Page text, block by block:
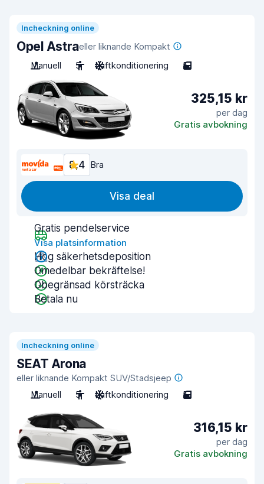
Incheckning online
Opel Astraeller liknande Kompakt
Manuell
5 Luftkonditionering 5
325,15 kr
per dag
Gratis avbokning
8,4 Bra
Visa deal
Gratis pendelservice
Visa platsinformation
Hög säkerhetsdeposition
Omedelbar bekräftelse!
Obegränsad körsträcka
Betala nu
Incheckning online
SEAT Arona
eller liknande Kompakt SUV/Stadsjeep
Manuell
5 Luftkonditionering 5
316,15 kr
per dag
Gratis avbokning